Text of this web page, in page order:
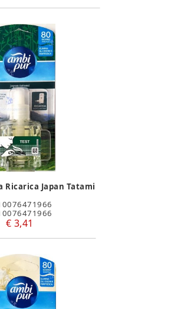
Ricarica Japan Tatami
€ 3,41